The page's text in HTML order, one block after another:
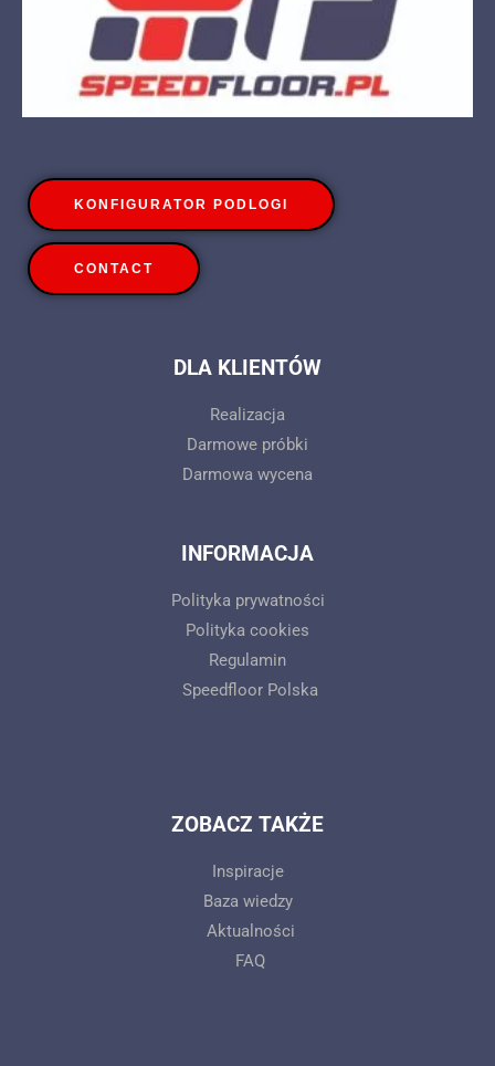
KONFIGURATOR PODLOGI
CONTACT
DLA KLIENTÓW
Realizacja
Darmowe próbki
Darmowa wycena
INFORMACJA
Polityka prywatności
Polityka cookies
Regulamin
Speedfloor Polska
ZOBACZ TAKŻE
Inspiracje
Baza wiedzy
Aktualności
FAQ